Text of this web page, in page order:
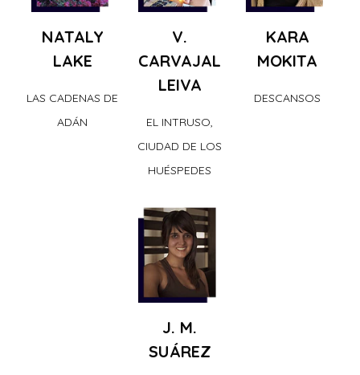
NATALY
LAKE
LAS CADENAS DE
ADÁN
V.
CARVAJAL
LEIVA
EL INTRUSO,
CIUDAD DE LOS
HUÉSPEDES
KARA
MOKITA
DESCANSOS
J. M.
SUÁREZ